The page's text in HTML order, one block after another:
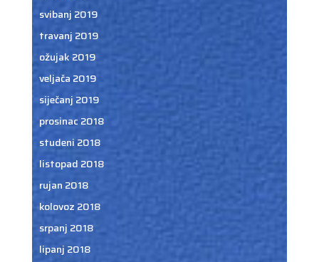
svibanj 2019
travanj 2019
ožujak 2019
veljača 2019
siječanj 2019
prosinac 2018
studeni 2018
listopad 2018
rujan 2018
kolovoz 2018
srpanj 2018
lipanj 2018